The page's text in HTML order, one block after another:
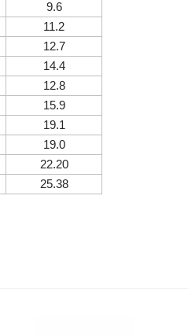
9.6
11.2
12.7
14.4
12.8
15.9
19.1
19.0
22.20
25.38